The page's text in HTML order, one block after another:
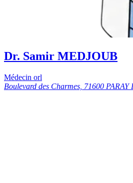
Dr. Samir MEDJOUB
Médecin orl
Boulevard des Charmes, 71600